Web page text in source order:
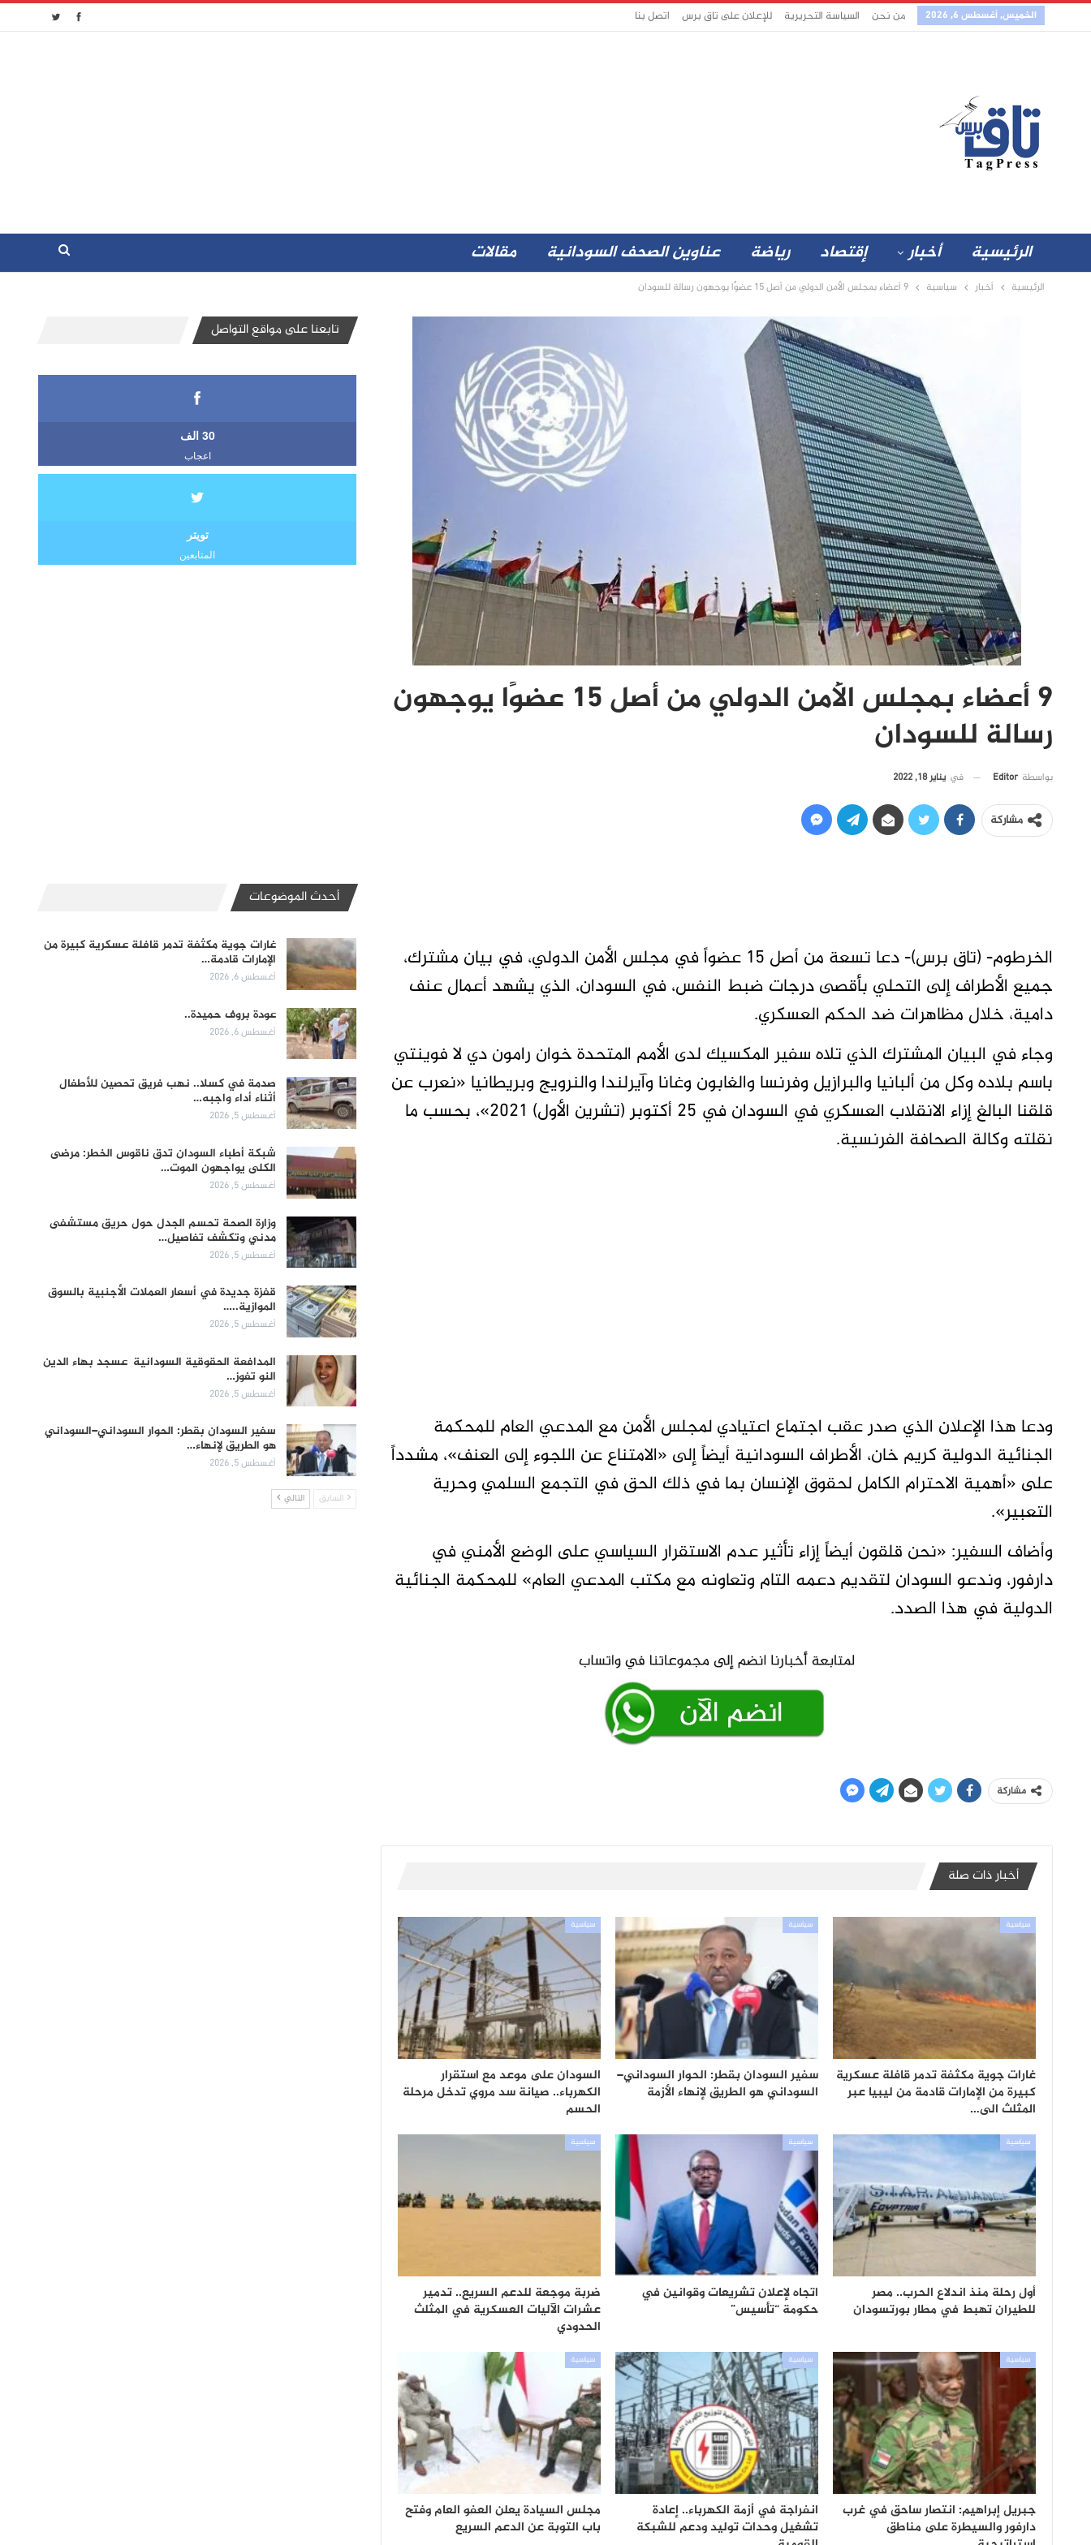
الخميس, أغسطس 6, 2026 من نحن السياسة التحريرية للإعلان على تاق برس اتصل بنا
الرئيسية أخبار إقتصاد رياضة عناوين الصحف السودانية مقالات
الرئيسية أخبار سياسية 9 أعضاء بمجلس الأمن الدولي من أصل 15 عضوًا يوجهون رسالة للسودان
9 أعضاء بمجلس الأمن الدولي من أصل 15 عضوًا يوجهون
رسالة للسودان
بواسطة Editor في يناير 18, 2022
مشاركة
الخرطوم- (تاق برس)- دعا تسعة من أصل 15 عضواً في مجلس الأمن الدولي، في بيان مشترك،
جميع الأطراف إلى التحلي بأقصى درجات ضبط النفس، في السودان، الذي يشهد أعمال عنف
دامية، خلال مظاهرات ضد الحكم العسكري.
وجاء في البيان المشترك الذي تلاه سفير المكسيك لدى الأمم المتحدة خوان رامون دي لا فوينتي
باسم بلاده وكل من ألبانيا والبرازيل وفرنسا والغابون وغانا وآيرلندا والنرويج وبريطانيا «نعرب عن
قلقنا البالغ إزاء الانقلاب العسكري في السودان في 25 أكتوبر (تشرين الأول) 2021»، بحسب ما
نقلته وكالة الصحافة الفرنسية.
ودعا هذا الإعلان الذي صدر عقب اجتماع اعتيادي لمجلس الأمن مع المدعي العام للمحكمة
الجنائية الدولية كريم خان، الأطراف السودانية أيضاً إلى «الامتناع عن اللجوء إلى العنف»، مشدداً
على «أهمية الاحترام الكامل لحقوق الإنسان بما في ذلك الحق في التجمع السلمي وحرية
التعبير».
وأضاف السفير: «نحن قلقون أيضاً إزاء تأثير عدم الاستقرار السياسي على الوضع الأمني في
دارفور، وندعو السودان لتقديم دعمه التام وتعاونه مع مكتب المدعي العام» للمحكمة الجنائية
الدولية في هذا الصدد.
مشاركة
أخبار ذات صلة
سياسية
غارات جوية مكثفة تدمر قافلة عسكرية
كبيرة من الإمارات قادمة من ليبيا عبر
المثلث الى…
سياسية
سفير السودان بقطر: الحوار السوداني–
السوداني هو الطريق لإنهاء الأزمة
سياسية
السودان على موعد مع استقرار
الكهرباء.. صيانة سد مروي تدخل مرحلة
الحسم
سياسية
أول رحلة منذ اندلاع الحرب.. مصر
للطيران تهبط في مطار بورتسودان
سياسية
اتجاه لإعلان تشريعات وقوانين في
حكومة “تأسيس”
سياسية
ضربة موجعة للدعم السريع.. تدمير
عشرات الآليات العسكرية في المثلث
الحدودي
سياسية
جبريل إبراهيم: انتصار ساحق في غرب
دارفور والسيطرة على مناطق
سياسية
انفراجة في أزمة الكهرباء.. إعادة
تشغيل وحدات توليد ودعم للشبكة
سياسية
مجلس السيادة يعلن العفو العام وفتح
باب التوبة عن الدعم السريع
تابعنا على مواقع التواصل
30 الف
اعجاب
تويتر
المتابعين
أحدث الموضوعات
غارات جوية مكثفة تدمر قافلة عسكرية كبيرة من
الإمارات قادمة…
أغسطس 6, 2026
عودة بروف حميدة..
أغسطس 6, 2026
صدمة في كسلا.. نهب فريق تحصين للأطفال
أثناء أداء واجبه…
أغسطس 5, 2026
شبكة أطباء السودان تدق ناقوس الخطر: مرضى
الكلى يواجهون الموت…
أغسطس 5, 2026
وزارة الصحة تحسم الجدل حول حريق مستشفى
مدني وتكشف تفاصيل…
أغسطس 5, 2026
قفزة جديدة في أسعار العملات الأجنبية بالسوق
الموازية..…
أغسطس 5, 2026
المدافعة الحقوقية السودانية عسجد بهاء الدين
النو تفوز…
أغسطس 5, 2026
سفير السودان بقطر: الحوار السوداني–السوداني
هو الطريق لإنهاء…
أغسطس 5, 2026
السابق التالي